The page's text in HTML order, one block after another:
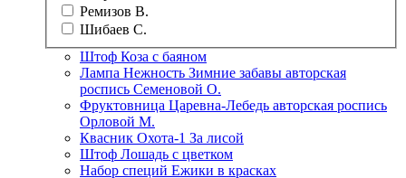
Ремизов В.
Шибаев С.
Штоф Коза с баяном
Лампа Нежность Зимние забавы авторская
роспись Семеновой О.
Фруктовница Царевна-Лебедь авторская роспись
Орловой М.
Квасник Охота-1 За лисой
Штоф Лошадь с цветком
Набор специй Ежики в красках